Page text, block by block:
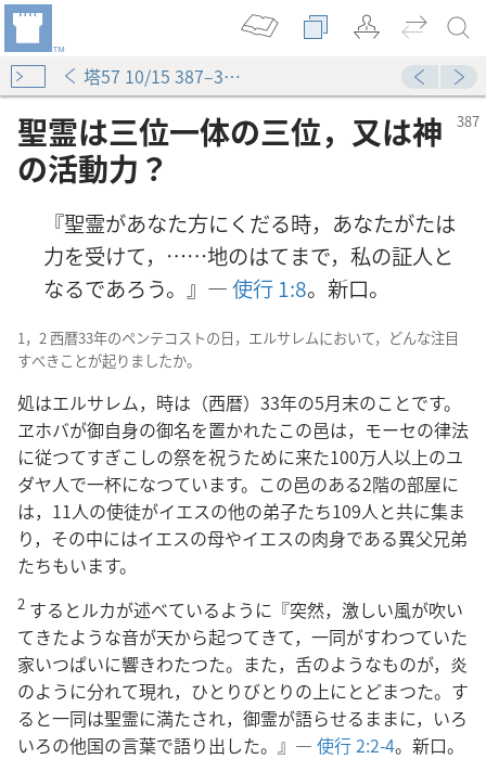
塔57 10/15 387–393ページ
聖霊は三位一体の三位，又は神
の活動力？
『聖霊があなた方にくだる時，あなたがたは
力を受けて，……地のはてまで，私の証人と
なるであろう。』―使行 1:8。新口。
1，2 西暦33年のペンテコストの日，エルサレムにおいて，どんな注目
すべきことが起りましたか。
処はエルサレム，時は（西暦）33年の5月末のことです。
ヱホバが御自身の御名を置かれたこの邑は，モーセの律法
に従つてすぎこしの祭を祝うために来た100万人以上のユ
ダヤ人で一杯になつています。この邑のある2階の部屋に
は，11人の使徒がイエスの他の弟子たち109人と共に集ま
り，その中にはイエスの母やイエスの肉身である異父兄弟
たちもいます。
2 するとルカが述べているように『突然，激しい風が吹い
てきたような音が天から起つてきて，一同がすわつていた
家いつぱいに響きわたつた。また，舌のようなものが，炎
のように分れて現れ，ひとりびとりの上にとどまつた。す
ると一同は聖霊に満たされ，御霊が語らせるままに，いろ
いろの他国の言葉で語り出した。』― 使行 2:2-4。新口。